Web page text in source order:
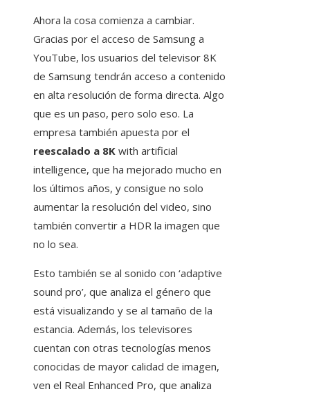
Ahora la cosa comienza a cambiar.
Gracias por el acceso de Samsung a
YouTube, los usuarios del televisor 8K
de Samsung tendrán acceso a contenido
en alta resolución de forma directa. Algo
que es un paso, pero solo eso. La
empresa también apuesta por el
reescalado a 8K with artificial
intelligence, que ha mejorado mucho en
los últimos años, y consigue no solo
aumentar la resolución del video, sino
también convertir a HDR la imagen que
no lo sea.
Esto también se al sonido con ‘adaptive
sound pro’, que analiza el género que
está visualizando y se al tamaño de la
estancia. Además, los televisores
cuentan con otras tecnologías menos
conocidas de mayor calidad de imagen,
ven el Real Enhanced Pro, que analiza